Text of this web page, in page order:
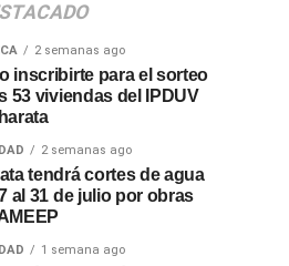
2 semanas ago
inscribirte para el sorteo
53 viviendas del IPDUV
2 semanas ago
tendrá cortes de agua
al 31 de julio por obras
1 semana ago